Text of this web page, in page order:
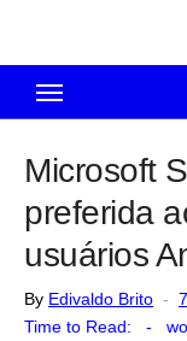
Microsoft
preferida
usuários
By Edivaldo Brito
Time to Read:
-